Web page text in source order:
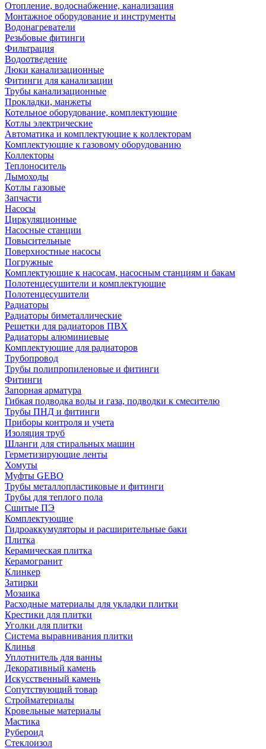
Отопление, водоснабжение, канализация
Монтажное оборудование и инструменты
Водонагреватели
Резьбовые фитинги
Фильтрация
Водоотведение
Люки канализационные
Фитинги для канализации
Трубы канализационные
Прокладки, манжеты
Котельное оборудование, комплектующие
Котлы электрические
Автоматика и комплектующие к коллекторам
Комплектующие к газовому оборудованию
Коллекторы
Теплоноситель
Дымоходы
Котлы газовые
Запчасти
Насосы
Циркуляционные
Насосные станции
Повысительные
Поверхностные насосы
Погружные
Комплектующие к насосам, насосным станциям и бакам
Полотенцесушители и комплектующие
Полотенцесушители
Радиаторы
Радиаторы биметаллические
Решетки для радиаторов ПВХ
Радиаторы алюминиевые
Комплектующие для радиаторов
Трубопровод
Трубы полипропиленовые и фитинги
Фитинги
Запорная арматура
Гибкая подводка воды и газа, подводки к смесителю
Трубы ПНД и фитинги
Приборы контроля и учета
Изоляция труб
Шланги для стиральных машин
Герметизирующие ленты
Хомуты
Муфты GEBO
Трубы металлопластиковые и фитинги
Трубы для теплого пола
Сшитые ПЭ
Комплектующие
Гидроаккумуляторы и расширительные баки
Плитка
Керамическая плитка
Керамогранит
Клинкер
Затирки
Мозаика
Расходные материалы для укладки плитки
Крестики для плитки
Уголки для плитки
Система выравнивания плитки
Клинья
Уплотнитель для ванны
Декоративный камень
Искусственный камень
Сопутствующий товар
Стройматериалы
Кровельные материалы
Мастика
Рубероид
Стеклоизол